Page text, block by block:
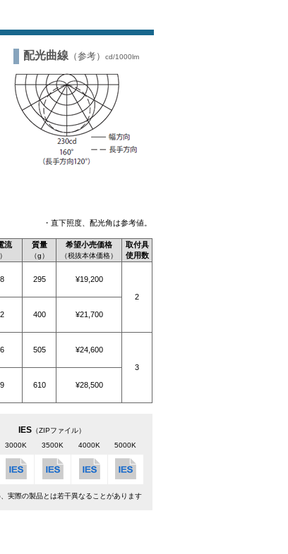
配光曲線 （参考） cd/1000lm
・直下照度、配光角は参考値。
流 質量
（g）
希望小売価格
（税抜本体価格）
取付具
使用数
295 ¥19,200
2
400
¥21,700
505 ¥24,600
3
610
¥28,500
IES （ZIPファイル）
3000K 3500K 4000K 5000K
実際の製品とは若干異なることがあります